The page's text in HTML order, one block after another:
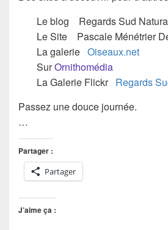
Le blog Regards Sud
Le Site Pascale Ménétrier
La galerie Oiseaux.net
SurOrnithomédia
La Galerie Flickr Regards
Passez une douce journée.
…
Partager :
Partager
J’aime ça :